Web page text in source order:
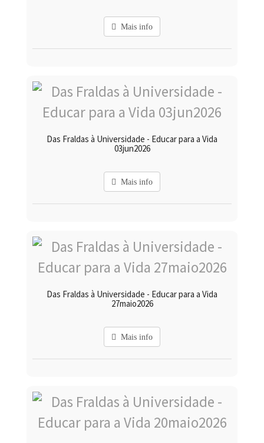
Mais info
Das Fraldas à Universidade - Educar para a Vida
03jun2026
Mais info
Das Fraldas à Universidade - Educar para a Vida
27maio2026
Mais info